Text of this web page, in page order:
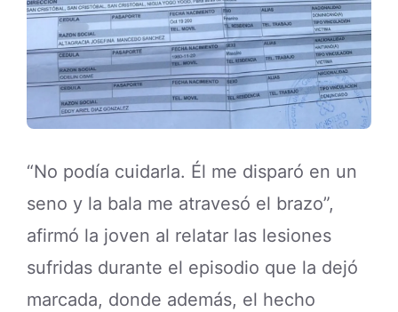
“No podía cuidarla. Él me disparó en un
seno y la bala me atravesó el brazo”,
afirmó la joven al relatar las lesiones
sufridas durante el episodio que la dejó
marcada, donde además, el hecho